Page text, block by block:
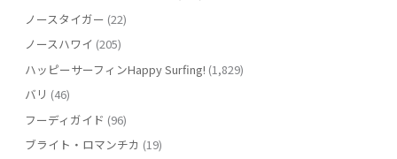
ノースタイガー (22)
ノースハワイ (205)
ハッピーサーフィンHappy Surfing! (1,829)
バリ (46)
フーディガイド (96)
ブライト・ロマンチカ (19)